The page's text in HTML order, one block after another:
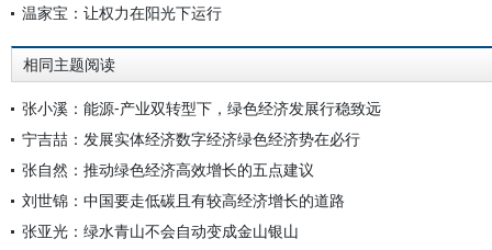
温家宝：让权力在阳光下运行
相同主题阅读
张小溪：能源-产业双转型下，绿色经济发展行稳致远
宁吉喆：发展实体经济数字经济绿色经济势在必行
张自然：推动绿色经济高效增长的五点建议
刘世锦：中国要走低碳且有较高经济增长的道路
张亚光：绿水青山不会自动变成金山银山